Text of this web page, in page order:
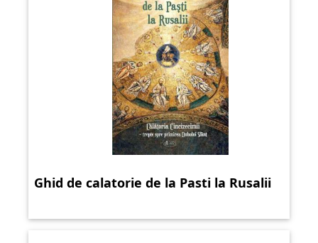
Ghid de calatorie de la Pasti la Rusalii